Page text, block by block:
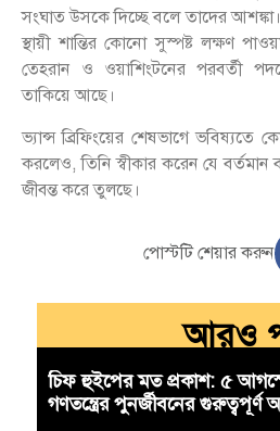
সংঘাত উসকে দিচ্ছে বলে তাদের
স্থায়ী শান্তির কোনো সুস্পষ্ট লক্ষণ
তেহরান ও ওয়াশিংটনের পরবর্তী
তাকিয়ে আছে।
ভ্যান্স ব্রিফিংয়ের শেষভাগে ভবিষ্যতে
করলেও, তিনি স্বীকার করেন যে বর্তমান
জীবন্ত করে তুলছে।
পোস্টটি শেয়ার করুন
আরও
চিফ হুইপের মত প্রকাশ: ৫
গণতন্ত্রের পুনর্জীবনের গুরুত্বপূর্ণ